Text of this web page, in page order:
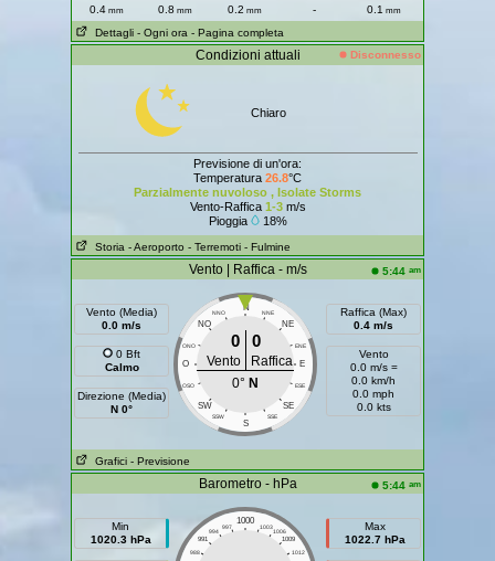
0.4mm 0.8 mm 0.2 mm - 0.1 mm
Dettagli - Ogni ora - Pagina completa
Condizioni attuali Disconnesso
Chiaro
Previsione di un'ora:
Temperatura 26.8°C
Parzialmente nuvoloso , Isolate Storms
Vento-Raffica 1-3m/s
Pioggia
18%
Storia - Aeroporto - Terremoti - Fulmine
Vento | Raffica - m/s 5:44 am
Vento (Media)
0.0 m/s
0 Bft
Calmo
Direzione (Media)
N 0°
N
NNO NNE
NO NE
ONO ENE
O E
OSO ESE
SW SE
SSW SSE
S
0 0
Vento
Raffica
0° N
Raffica (Max)
0.4 m/s
Vento
0.0 m/s =
0.0 km/h
0.0 mph
0.0 kts
Grafici - Previsione
Barometro - hPa 5:44 am
Min
1020.3 hPa
1000
997 1003
994
1006
991
1009
988
1012
Max
1022.7 hPa